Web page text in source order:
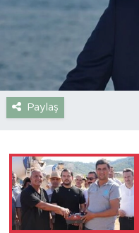
Paylaş
Siyaset
Spor
Türkiye
Yaşam